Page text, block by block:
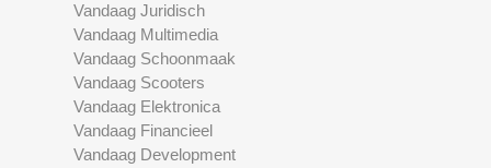
Vandaag Juridisch
Vandaag Multimedia
Vandaag Schoonmaak
Vandaag Scooters
Vandaag Elektronica
Vandaag Financieel
Vandaag Development